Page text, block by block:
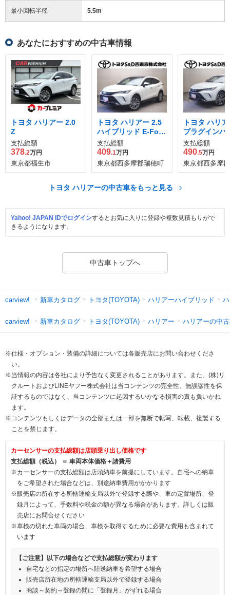
最小回転半径 5.5m
あなたにおすすめの中古車情報
トヨタ ハリアー 2.0
Z
支払総額
378.2万円
東京都福生市
トヨタ ハリアー 2.5
ハイブリッド E-Four
Z レザーパッケージ
4WD
支払総額
409.1万円
東京都西多摩郡瑞穂町
トヨタ ハリ
プラグインハ
ッド Z E-
支払総額
490.5万円
東京都西多摩
トヨタ ハリアーの中古車をもっと見る
Yahoo! JAPAN IDでログインするとお気に入りに登録や複数見積もりがで
きるようになります。
中古車トップへ
carview! 新車カタログ トヨタ(TOYOTA) ハリアーハイブリッド
carview! 新車カタログ トヨタ(TOYOTA) ハリアー ハリアーの中
※仕様・オプション・装備の詳細については各販売店にお問い合わせくださ
い。
※当情報の内容は各社により予告なく変更されることがあります。また、(株)リ
クルートおよびLINEヤフー株式会社は当コンテンツの完全性、無誤謬性を保
証するものではなく、当コンテンツに起因するいかなる損害の責も負いかね
ます。
※コンテンツもしくはデータの全部または一部を無断で転写、転載、複製する
ことを禁じます。
カーセンサーの支払総額は店頭乗り出し価格です
支払総額（税込） ＝ 車両本体価格＋諸費用
※カーセンサーの支払総額は店頭納車を前提にしています。自宅への納車
をご希望された場合などは、別途納車費用がかかります
※販売店の所在する所轄運輸支局以外で登録する際や、車の定置場所、登
録月によって、手数料や税金の額が異なる場合があります。詳しくは販
売店にお問合せください
※車検の切れた車両の場合、車検を取得するために必要な費用も含まれて
います
【ご注意】以下の場合などで支払総額が変わります
自宅などの指定の場所へ陸送納車を希望する場合
販売店所在地の所轄運輸支局以外で登録する場合
商談～契約～登録の間に「登録月」がずれる場合